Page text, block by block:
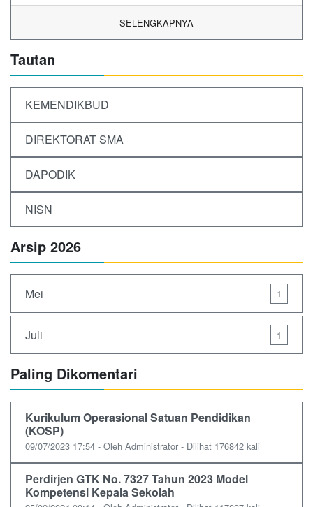
SELENGKAPNYA
Tautan
KEMENDIKBUD
DIREKTORAT SMA
DAPODIK
NISN
Arsip 2026
Mei 1
Juli 1
Paling Dikomentari
Kurikulum Operasional Satuan Pendidikan
(KOSP)
09/07/2023 17:54 - Oleh Administrator - Dilihat 176842 kali
Perdirjen GTK No. 7327 Tahun 2023 Model
Kompetensi Kepala Sekolah